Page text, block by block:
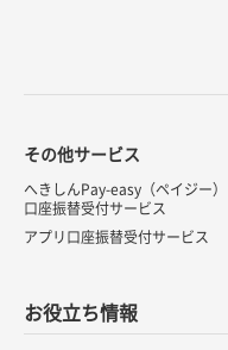
その他サービス
へきしんPay-easy（ペイジー）
口座振替受付サービス
アプリ口座振替受付サービス
お役立ち情報